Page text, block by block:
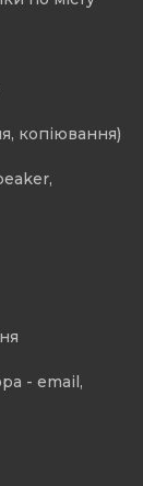
копіювання)
- email,